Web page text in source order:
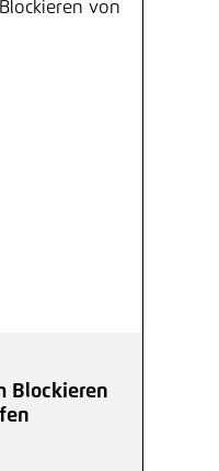
Blockieren